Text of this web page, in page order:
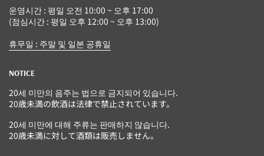
운영시간 : 평일 오전 10:00 ~ 오후 17:00
(점심시간 : 평일 오후 12:00 ~ 오후 13:00)
휴무일 : 주말 및 일본 공휴일
NOTICE
20세 미만의 음주는 법으로 금지되어 있습니다.
20歳未満の飲酒は法律で禁止されています。
20세 미만에 대해 주류는 판매하지 않습니다.
20歳未満に対して酒類は販売しません。